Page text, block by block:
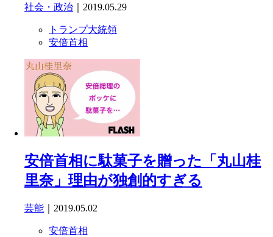
社会・政治 ｜2019.05.29
トランプ大統領
安倍首相
安倍首相に駄菓子を贈った「丸山桂
里奈」理由が独創的すぎる
芸能 ｜2019.05.02
安倍首相